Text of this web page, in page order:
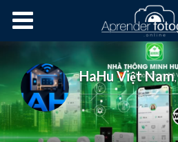
Cursos OnLine
HaHu Việt Nam,